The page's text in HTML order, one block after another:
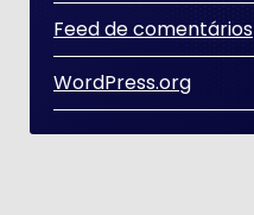
Feed de comentários
WordPress.org